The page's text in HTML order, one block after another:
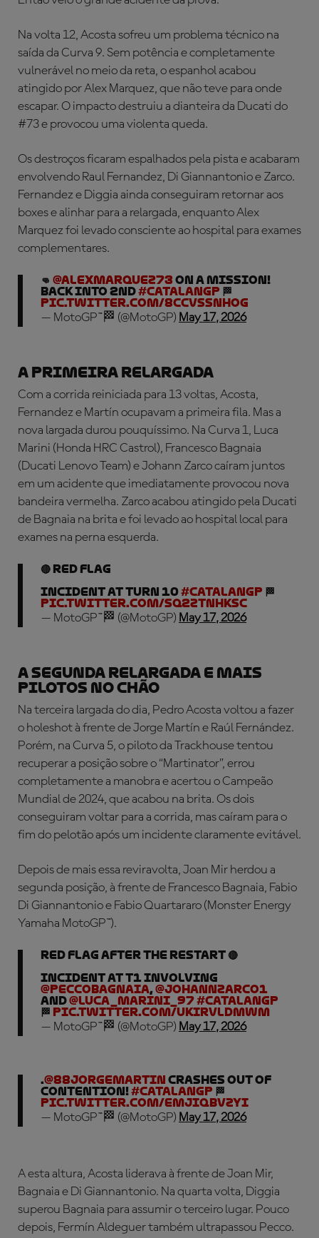
Na volta 12, Acosta sofreu um problema técnico na
saída da Curva 9. Sem potência e completamente
vulnerável no meio da reta, o espanhol acabou
atingido por Alex Marquez, que não teve para onde
escapar. O impacto destruiu a dianteira da Ducati do
#73 e provocou uma violenta queda.
Os destroços ficaram espalhados pela pista e acabaram
envolvendo Raul Fernandez, Di Giannantonio e Zarco.
Fernandez e Diggia ainda conseguiram retornar aos
boxes e alinhar para a relargada, enquanto Alex
Marquez foi levado consciente ao hospital para exames
complementares.
👊 @alexmarquez73 on a mission!
Back into 2nd#CatalanGP 🏁
pic.twitter.com/8CCvsSNhOG
— MotoGP™🏁 (@MotoGP) May 17, 2026
A PRIMEIRA RELARGADA
Com a corrida reiniciada para 13 voltas, Acosta,
Fernandez e Martín ocupavam a primeira fila. Mas a
nova largada durou pouquíssimo. Na Curva 1, Luca
Marini (Honda HRC Castrol), Francesco Bagnaia
(Ducati Lenovo Team) e Johann Zarco caíram juntos
em um acidente que imediatamente provocou nova
bandeira vermelha. Zarco acabou atingido pela Ducati
de Bagnaia na brita e foi levado ao hospital local para
exames na perna esquerda.
🔴 RED FLAG
Incident at Turn 10#CatalanGP 🏁
pic.twitter.com/Sq2ztnHKSc
— MotoGP™🏁 (@MotoGP) May 17, 2026
A SEGUNDA RELARGADA E MAIS
PILOTOS NO CHÃO
Na terceira largada do dia, Pedro Acosta voltou a fazer
o holeshot à frente de Jorge Martín e Raúl Fernández.
Porém, na Curva 5, o piloto da Trackhouse tentou
recuperar a posição sobre o “Martinator”, errou
completamente a manobra e acertou o Campeão
Mundial de 2024, que acabou na brita. Os dois
conseguiram voltar para a corrida, mas caíram para o
fim do pelotão após um incidente claramente evitável.
Depois de mais essa reviravolta, Joan Mir herdou a
segunda posição, à frente de Francesco Bagnaia, Fabio
Di Giannantonio e Fabio Quartararo (Monster Energy
Yamaha MotoGP™).
RED FLAG after the restart 🔴
Incident at T1 involving
@PeccoBagnaia,@JohannZarco1
and@Luca_Marini_97#CatalanGP
🏁 pic.twitter.com/uKIRVLdMWM
— MotoGP™🏁 (@MotoGP) May 17, 2026
.@88jorgemartin crashes out of
contention!#CatalanGP 🏁
pic.twitter.com/EMJIqBVZYi
— MotoGP™🏁 (@MotoGP) May 17, 2026
A esta altura, Acosta liderava à frente de Joan Mir,
Bagnaia e Di Giannantonio. Na quarta volta, Diggia
superou Bagnaia para assumir o terceiro lugar. Pouco
depois, Fermín Aldeguer também ultrapassou Pecco.